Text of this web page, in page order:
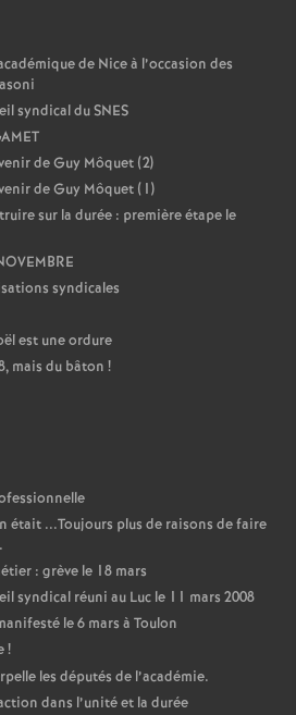
a
n
o
de Nice à l’occasion des
syndical du SNES
de Guy Môquet (2)
de Guy Môquet (1)
sur la durée : première étape le
syndicales
est une ordure
mais du bâton !
était ...Toujours plus de raisons de faire
: grève le 18 mars
syndical réuni au Luc le 11 mars 2008
le 6 mars à Toulon
!
les députés de l’académie.
dans l’unité et la durée